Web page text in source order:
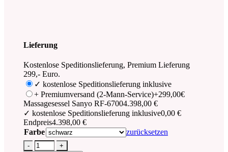
Lieferung
Kostenlose Speditionslieferung, Premium Lieferung
299,- Euro.
✓ kostenlose Speditionslieferung inklusive
+ Premiumversand (2-Mann-Service)+299,00€
Massagesessel Sanyo RF-67004.398,00 €
✓ kostenlose Speditionslieferung inklusive0,00 €
Endpreis4.398,00 €
Farbe
zurücksetzen
-
+